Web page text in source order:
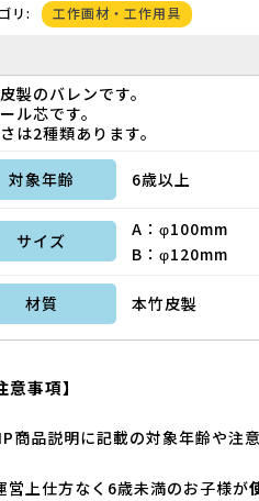
リ: 工作画材・工作用具
製のバレンです。
ル芯です。
は2種類あります。
対象年齢 6歳以上
サイズ
A：φ100mm
B：φ120mm
材質 本竹皮製
意事項】
商品説明に記載の対象年齢や注
営上仕方なく6歳未満のお子様が